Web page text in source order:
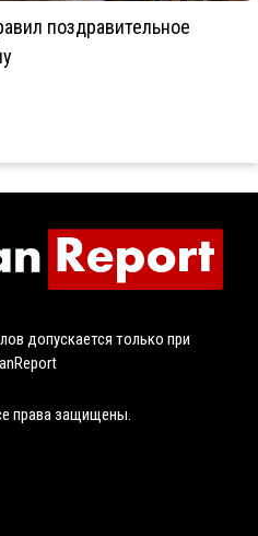
поздравительное
допускается только при
права защищены.